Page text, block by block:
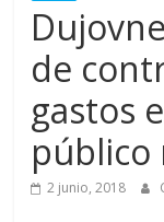
de
gastos
público
2 junio, 2018